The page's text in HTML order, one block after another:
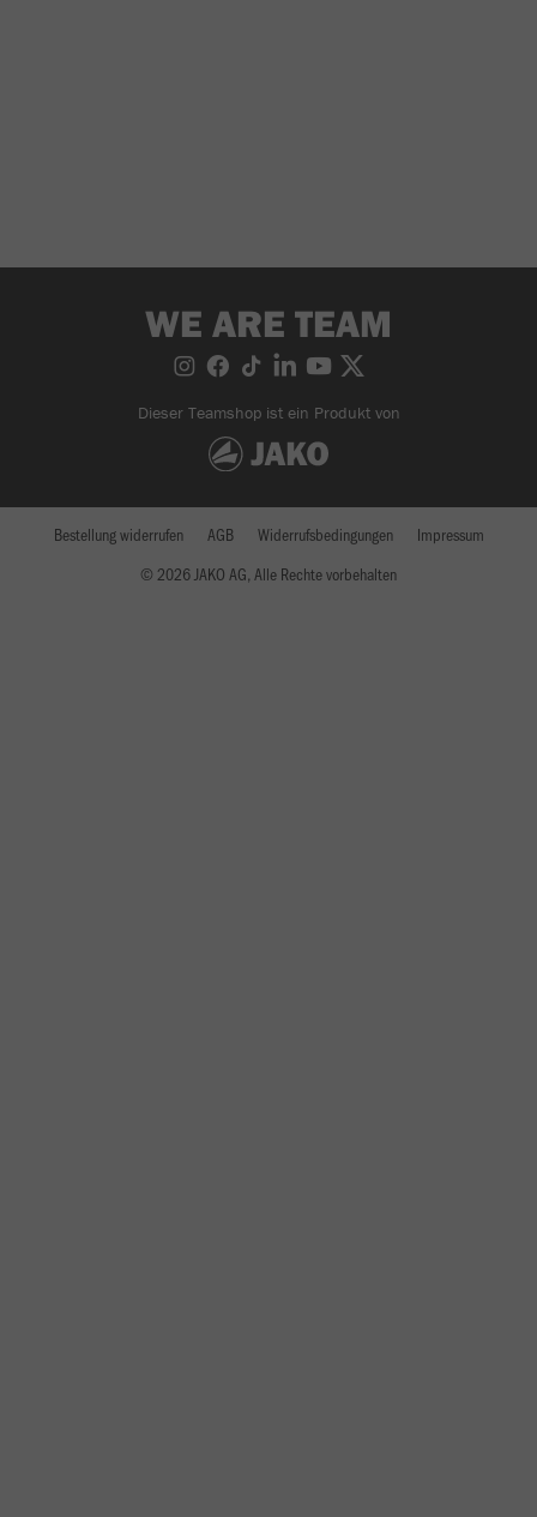
WE ARE TEAM
Dieser Teamshop ist ein Produkt von
© 2026 JAKO AG, Alle Rechte vorbehalten
Bestellung widerrufen AGB Widerrufsbedingungen Impressum